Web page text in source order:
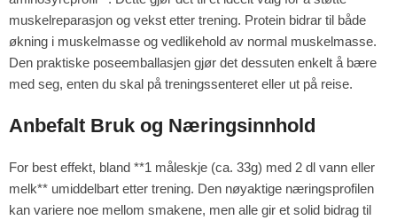
muskelreparasjon og vekst etter trening. Protein bidrar til både
økning i muskelmasse og vedlikehold av normal muskelmasse.
Den praktiske poseemballasjen gjør det dessuten enkelt å bære
med seg, enten du skal på treningssenteret eller ut på reise.
Anbefalt Bruk og Næringsinnhold
For best effekt, bland **1 måleskje (ca. 33g) med 2 dl vann eller
melk** umiddelbart etter trening. Den nøyaktige næringsprofilen
kan variere noe mellom smakene, men alle gir et solid bidrag til